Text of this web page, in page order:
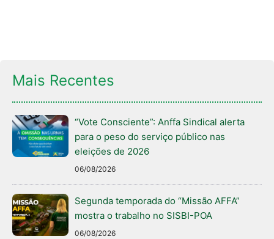
Mais Recentes
“Vote Consciente”: Anffa Sindical alerta
para o peso do serviço público nas
eleições de 2026
06/08/2026
Segunda temporada do “Missão AFFA”
mostra o trabalho no SISBI-POA
06/08/2026